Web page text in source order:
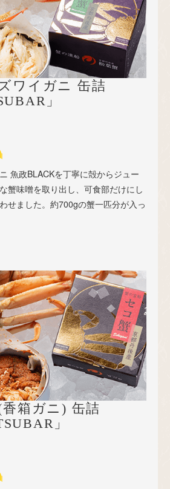
ワイガニ 缶詰
」
魚政BLACKを丁寧に殻からジュー
蟹味噌を取り出し、可食部だけにし
せました。約700gの蟹一匹分が入っ
箱ガニ) 缶詰
」